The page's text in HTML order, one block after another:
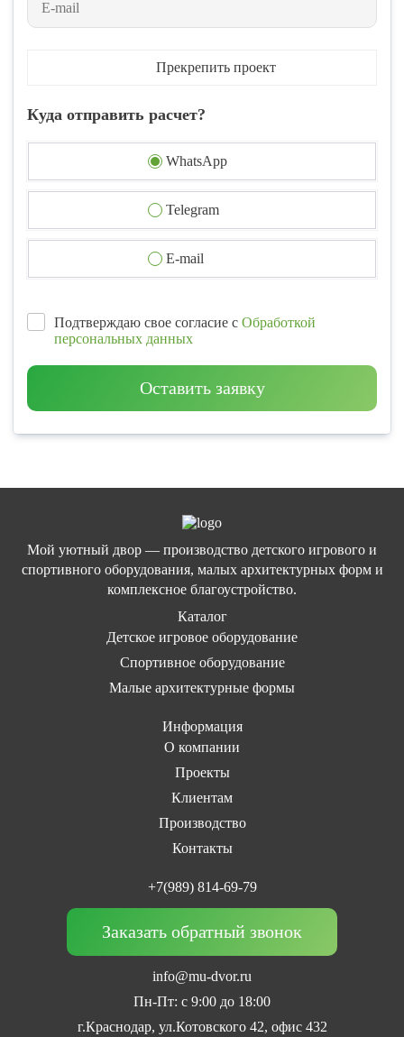
Прекрепить проект
Куда отправить расчет?
WhatsApp
Telegram
E-mail
Подтверждаю свое согласие с Обработкой
персональных данных
Оставить заявку
Мой уютный двор — производство детского игрового и
спортивного оборудования, малых архитектурных форм и
комплексное благоустройство.
Каталог
Детское игровое оборудование
Спортивное оборудование
Малые архитектурные формы
Информация
О компании
Проекты
Клиентам
Производство
Контакты
+7(989) 814-69-79
Заказать обратный звонок
info@mu-dvor.ru
Пн-Пт: с 9:00 до 18:00
г.Краснодар, ул.Котовского 42, офис 432